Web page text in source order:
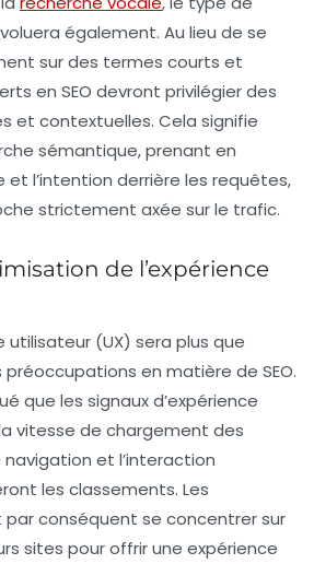
également. Au lieu de se
sur des termes courts et
en SEO devront privilégier des
et contextuelles. Cela signifie
sémantique, prenant en
l’intention derrière les requêtes,
strictement axée sur le trafic.
de l’expérience
utilisateur (UX) sera plus que
en matière de SEO.
que les signaux d’expérience
vitesse de chargement des
et l’interaction
les classements. Les
conséquent se concentrer sur
sites pour offrir une expérience